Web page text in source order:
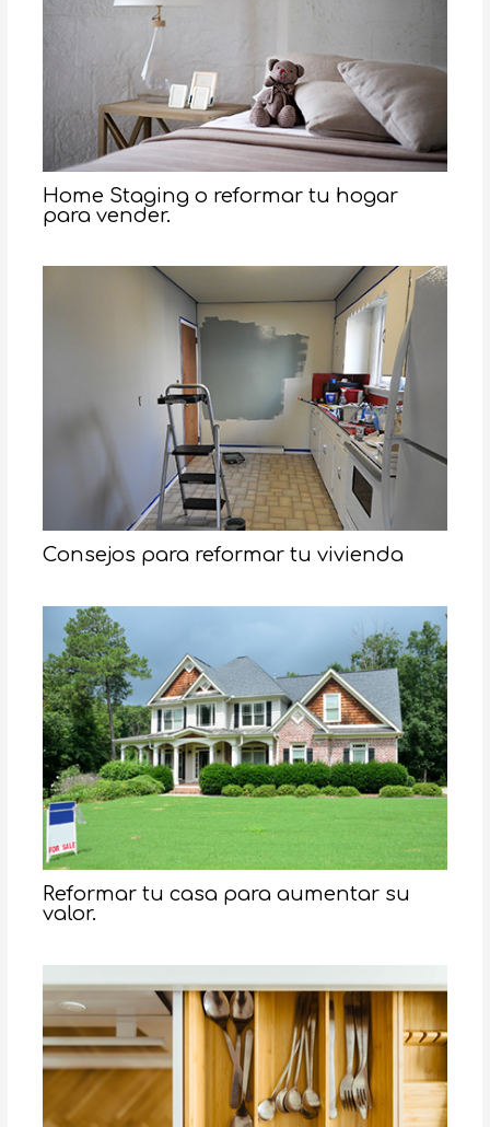
Home Staging o reformar tu hogar
para vender.
Consejos para reformar tu vivienda
Reformar tu casa para aumentar su
valor.